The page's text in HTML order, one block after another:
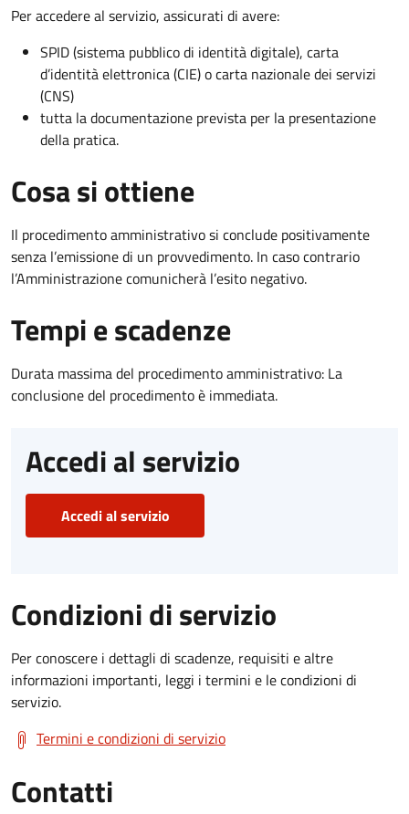
Per accedere al servizio, assicurati di avere:
SPID (sistema pubblico di identità digitale), carta
d’identità elettronica (CIE) o carta nazionale dei servizi
(CNS)
tutta la documentazione prevista per la presentazione
della pratica.
Cosa si ottiene
Il procedimento amministrativo si conclude positivamente
senza l’emissione di un provvedimento. In caso contrario
l’Amministrazione comunicherà l’esito negativo.
Tempi e scadenze
Durata massima del procedimento amministrativo: La
conclusione del procedimento è immediata.
Accedi al servizio
Accedi al servizio
Condizioni di servizio
Per conoscere i dettagli di scadenze, requisiti e altre
informazioni importanti, leggi i termini e le condizioni di
servizio.
Termini e condizioni di servizio
Contatti